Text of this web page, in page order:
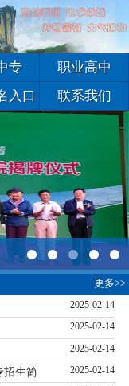
专
职业高中
入口 联系我们
更多>>
2025-02-14
2025-02-14
2025-02-14
招生简 2025-02-14